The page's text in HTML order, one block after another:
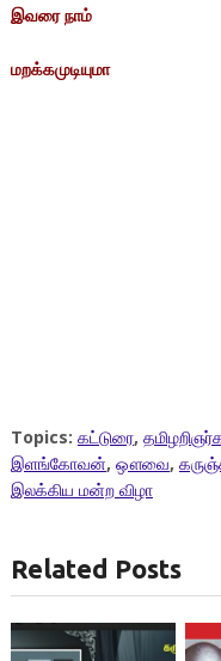
இவரை நாம்
மறக்கமுடியுமா
Topics: கட்டுரை,
இளங்கோவன், ஔவை,
இலக்கிய மன்ற விழா
Related Posts